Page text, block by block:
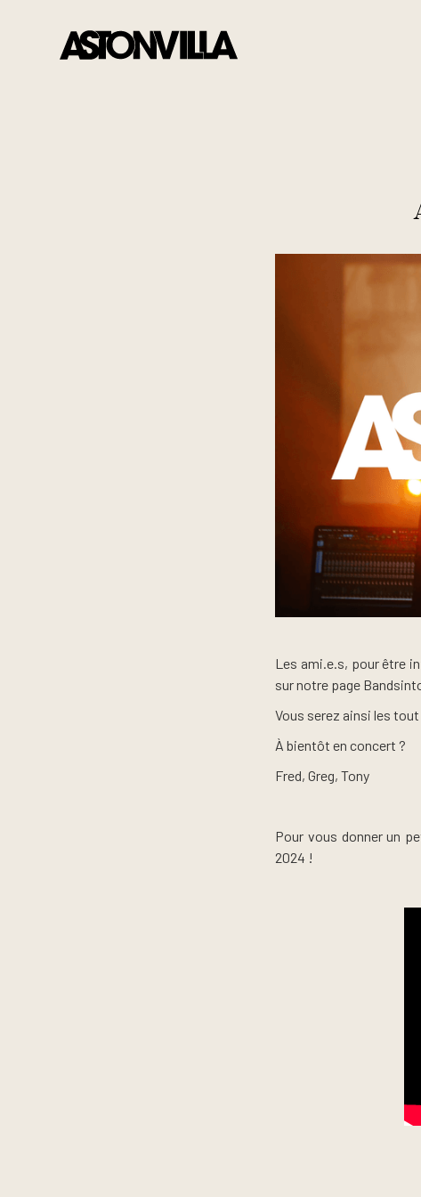
Les ami.e.s, pour être
sur notre page
Vous serez ainsi les
À bientôt en concert ?
Fred, Greg, Tony
Pour vous donner un
2024 !